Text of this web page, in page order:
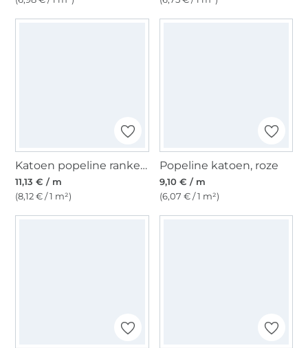
Katoen popeline ranken, donkerblauw
11,13 € / m
(8,12 € / 1 m²)
Popeline katoen, roze
9,10 € / m
(6,07 € / 1 m²)